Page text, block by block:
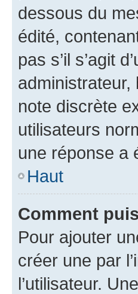
dessous du
édité,
pas s’il s’agit
administrateur,
note discrète
utilisateurs
une réponse a
Haut
Comment
Pour ajouter
créer une par
l’utilisateur.